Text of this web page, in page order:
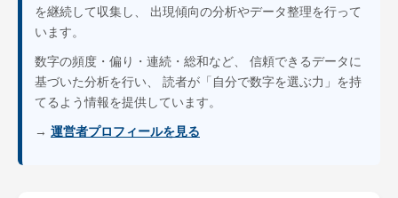
を継続して収集し、 出現傾向の分析やデータ整理を行って
います。
数字の頻度・偏り・連続・総和など、 信頼できるデータに
基づいた分析を行い、 読者が「自分で数字を選ぶ力」を持
てるよう情報を提供しています。
→ 運営者プロフィールを見る